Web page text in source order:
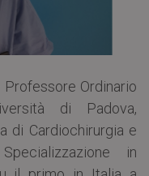
Professore Ordinario
di Padova,
di Cardiochirurgia e
in